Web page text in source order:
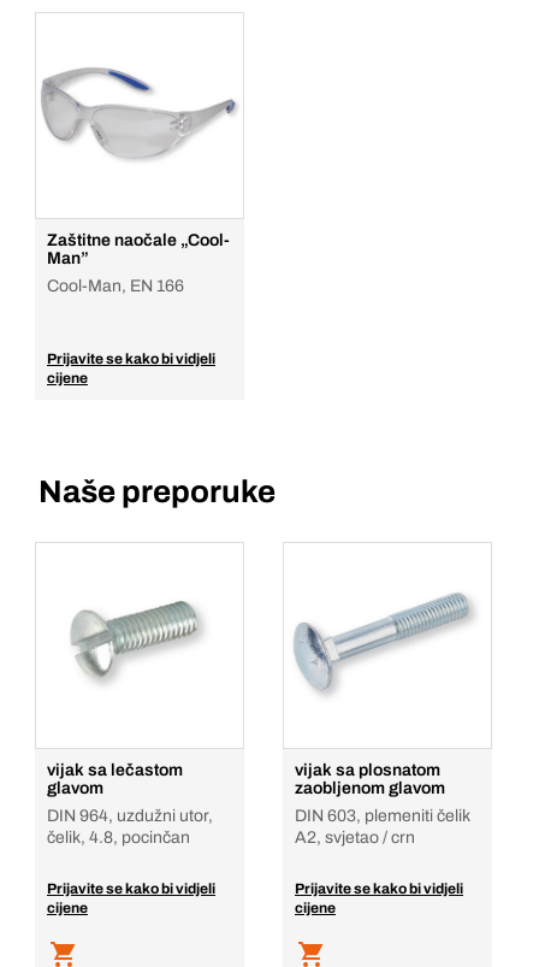
Zaštitne naočale „Cool-
Man”
Cool-Man, EN 166
Prijavite se kako bi vidjeli
cijene
Naše preporuke
vijak sa lečastom
glavom
DIN 964, uzdužni utor,
čelik, 4.8, pocinčan
Prijavite se kako bi vidjeli
cijene
vijak sa plosnatom
zaobljenom glavom
DIN 603, plemeniti čelik
A2, svjetao / crn
Prijavite se kako bi vidjeli
cijene